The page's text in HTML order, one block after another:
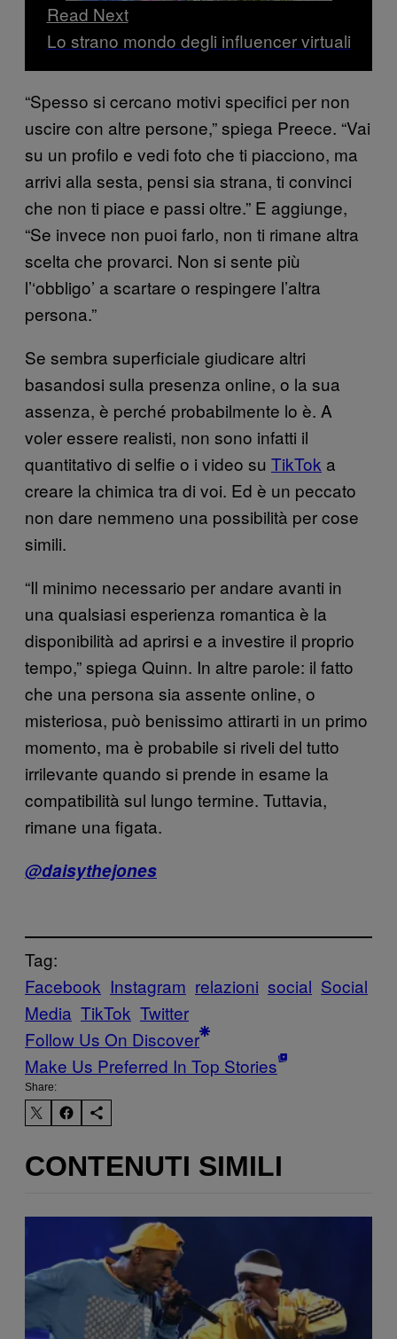
Read Next
Lo strano mondo degli influencer virtuali
“Spesso si cercano motivi specifici per non
uscire con altre persone,” spiega Preece. “Vai
su un profilo e vedi foto che ti piacciono, ma
arrivi alla sesta, pensi sia strana, ti convinci
che non ti piace e passi oltre.” E aggiunge,
“Se invece non puoi farlo, non ti rimane altra
scelta che provarci. Non si sente più
l’‘obbligo’ a scartare o respingere l’altra
persona.”
Se sembra superficiale giudicare altri
basandosi sulla presenza online, o la sua
assenza, è perché probabilmente lo è. A
voler essere realisti, non sono infatti il
quantitativo di selfie o i video su TikTok a
creare la chimica tra di voi. Ed è un peccato
non dare nemmeno una possibilità per cose
simili.
“Il minimo necessario per andare avanti in
una qualsiasi esperienza romantica è la
disponibilità ad aprirsi e a investire il proprio
tempo,” spiega Quinn. In altre parole: il fatto
che una persona sia assente online, o
misteriosa, può benissimo attirarti in un primo
momento, ma è probabile si riveli del tutto
irrilevante quando si prende in esame la
compatibilità sul lungo termine. Tuttavia,
rimane una figata.
@daisythejones
Tag:
Facebook Instagram relazioni social Social
Media TikTok Twitter
Follow Us On Discover
Make Us Preferred In Top Stories
Share:
CONTENUTI SIMILI